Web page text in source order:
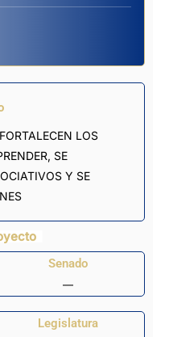
LOS
SE
Y SE
Senado
—
Legislatura